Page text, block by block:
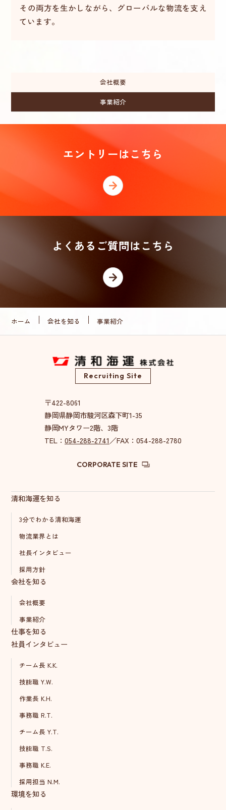
その両方を生かしながら、グローバルな物流を支え
ています。
会社概要
事業紹介
エントリーはこちら
よくあるご質問はこちら
ホーム 会社を知る 事業紹介
Recruiting Site
〒422-8061
静岡県静岡市駿河区森下町1-35
静岡MYタワー2階、3階
TEL： 054-288-2741／FAX：054-288-2780
CORPORATE SITE
清和海運を知る
3分でわかる清和海運
物流業界とは
社長インタビュー
採用方針
会社を知る
会社概要
事業紹介
仕事を知る
社員インタビュー
チーム長 K.K.
技能職 Y.W.
作業長 K.H.
事務職 R.T.
チーム長 Y.T.
技能職 T.S.
事務職 K.E.
採用担当 N.M.
環境を知る